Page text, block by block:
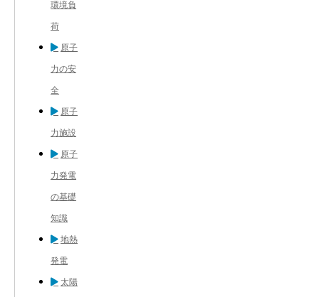
環境負
荷
原子
力の安
全
原子
力施設
原子
力発電
の基礎
知識
地熱
発電
太陽